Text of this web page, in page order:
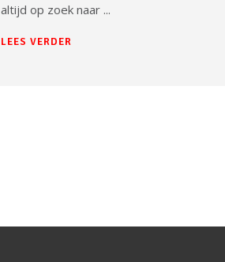
altijd op zoek naar
LEES VERDER